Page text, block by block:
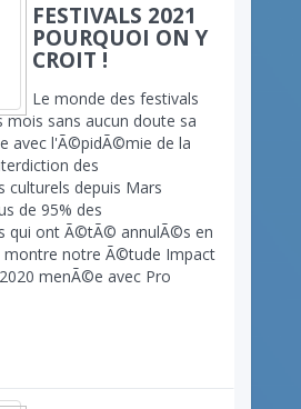
FESTIVALS 2021
POURQUOI ON Y
CROIT !
Le monde des festivals
mois sans aucun doute sa
avec l'Ã©pidÃ©mie de la
des
depuis Mars
de 95% des
qui ont Ã©tÃ© annulÃ©s en
montre notre Ã©tude Impact
menÃ©e avec Pro